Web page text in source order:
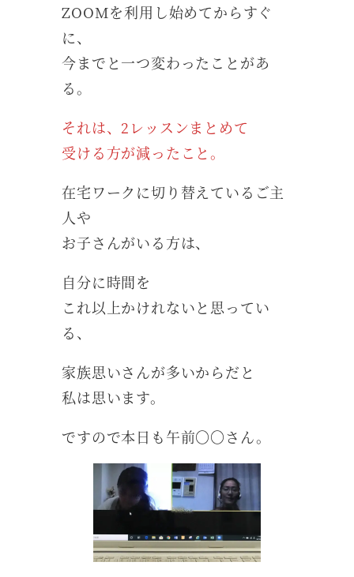
ZOOMを利用し始めてからすぐ
に、
今までと一つ変わったことがあ
る。
それは、2レッスンまとめて
受ける方が減ったこと。
在宅ワークに切り替えているご主
人や
お子さんがいる方は、
自分に時間を
これ以上かけれないと思ってい
る、
家族思いさんが多いからだと
私は思います。
ですので本日も午前〇〇さん。